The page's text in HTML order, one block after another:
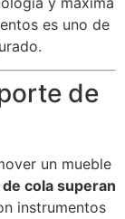
es uno de
de
un mueble
cola superan
instrumentos